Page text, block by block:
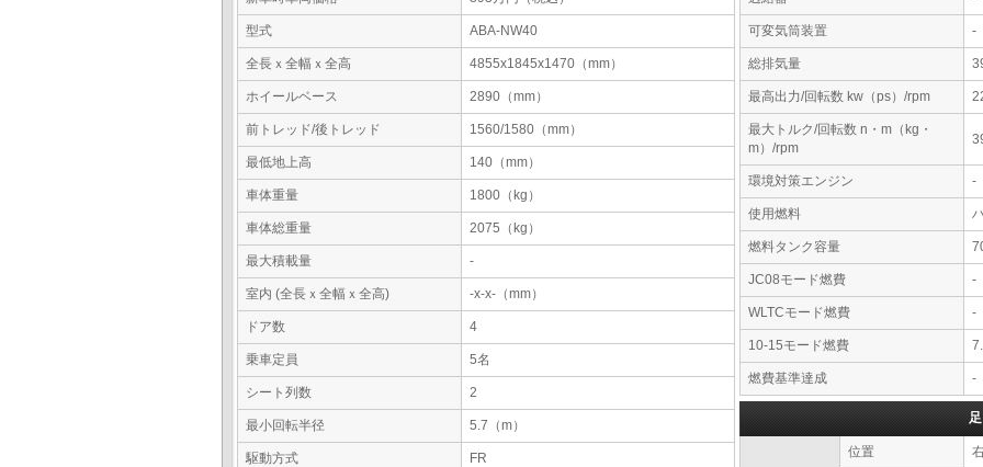
型式 ABA-NW40
全長ｘ全幅ｘ全高 4855x1845x1470（mm）
ホイールベース 2890（mm）
前トレッド/後トレッド 1560/1580（mm）
最低地上高 140（mm）
車体重量 1800（kg）
車体総重量 2075（kg）
最大積載量 -
室内 (全長ｘ全幅ｘ全高) -x-x-（mm）
ドア数 4
乗車定員 5名
シート列数 2
最小回転半径 5.7（m）
駆動方式 FR
可変気筒装置 -
総排気量
最高出力/回転数 kw（ps）/rpm
最大トルク/回転数 n・m（kg・
m）/rpm
環境対策エンジン -
使用燃料
燃料タンク容量
JC08モード燃費 -
WLTCモード燃費 -
10-15モード燃費
燃費基準達成 -
位置